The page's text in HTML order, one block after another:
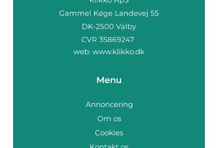
web: www.klikko.dk
Menu
Annoncering
Om os
Cookies